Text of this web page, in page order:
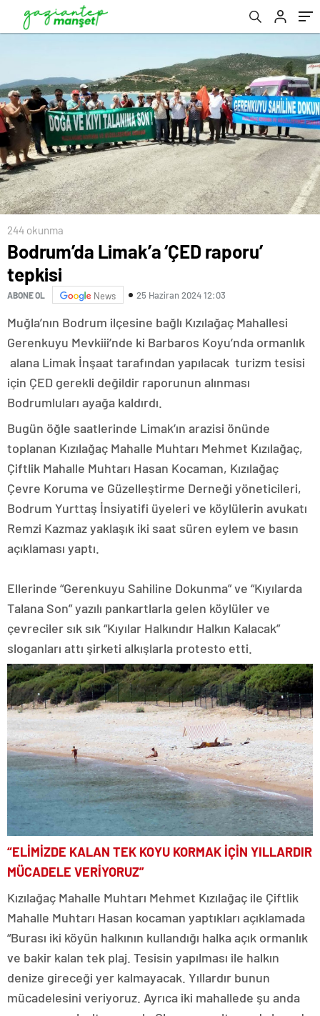
244 okunma
Bodrum’da Limak’a ‘ÇED raporu’
tepkisi
ABONE OL News 25 Haziran 2024 12:03
Muğla’nın Bodrum ilçesine bağlı Kızılağaç Mahallesi
Gerenkuyu Mevkiii’nde ki Barbaros Koyu’nda ormanlık
alana Limak İnşaat tarafından yapılacak turizm tesisi
için ÇED gerekli değildir raporunun alınması
Bodrumluları ayağa kaldırdı.
Bugün öğle saatlerinde Limak’ın arazisi önünde
toplanan Kızılağaç Mahalle Muhtarı Mehmet Kızılağaç,
Çiftlik Mahalle Muhtarı Hasan Kocaman, Kızılağaç
Çevre Koruma ve Güzelleştirme Derneği yöneticileri,
Bodrum Yurttaş İnsiyatifi üyeleri ve köylülerin avukatı
Remzi Kazmaz yaklaşık iki saat süren eylem ve basın
açıklaması yaptı.
Ellerinde “Gerenkuyu Sahiline Dokunma” ve “Kıyılarda
Talana Son” yazılı pankartlarla gelen köylüler ve
çevreciler sık sık “Kıyılar Halkındır Halkın Kalacak”
sloganları attı şirketi alkışlarla protesto etti.
“ELİMİZDE KALAN TEK KOYU KORMAK İÇİN YILLARDIR
MÜCADELE VERİYORUZ”
Kızılağaç Mahalle Muhtarı Mehmet Kızılağaç ile Çiftlik
Mahalle Muhtarı Hasan kocaman yaptıkları açıklamada
“Burası iki köyün halkının kullandığı halka açık ormanlık
ve bakir kalan tek plaj. Tesisin yapılması ile halkın
denize gireceği yer kalmayacak. Yıllardır bunun
mücadelesini veriyoruz. Ayrıca iki mahallede şu anda